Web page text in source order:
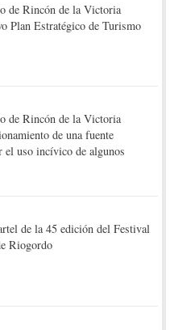
de Rincón de la Victoria
Plan Estratégico de Turismo
de Rincón de la Victoria
de una fuente
el uso incívico de algunos
de la 45 edición del Festival
Riogordo